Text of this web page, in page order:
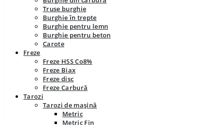
Truse burghie
Burghie în trepte
Burghie pentru lemn
Burghie pentru beton
Carote
Freze
Freze HSS Co8%
Freze Biax
Freze disc
Freze Carbură
Tarozi
Tarozi de mașină
Metric
Metric Fin